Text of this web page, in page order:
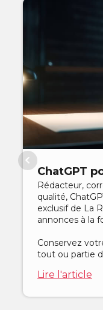
ChatGPT
Rédacteur,
qualité,
exclusif de La
annonces à la
Conservez
tout ou partie
Lire l'article